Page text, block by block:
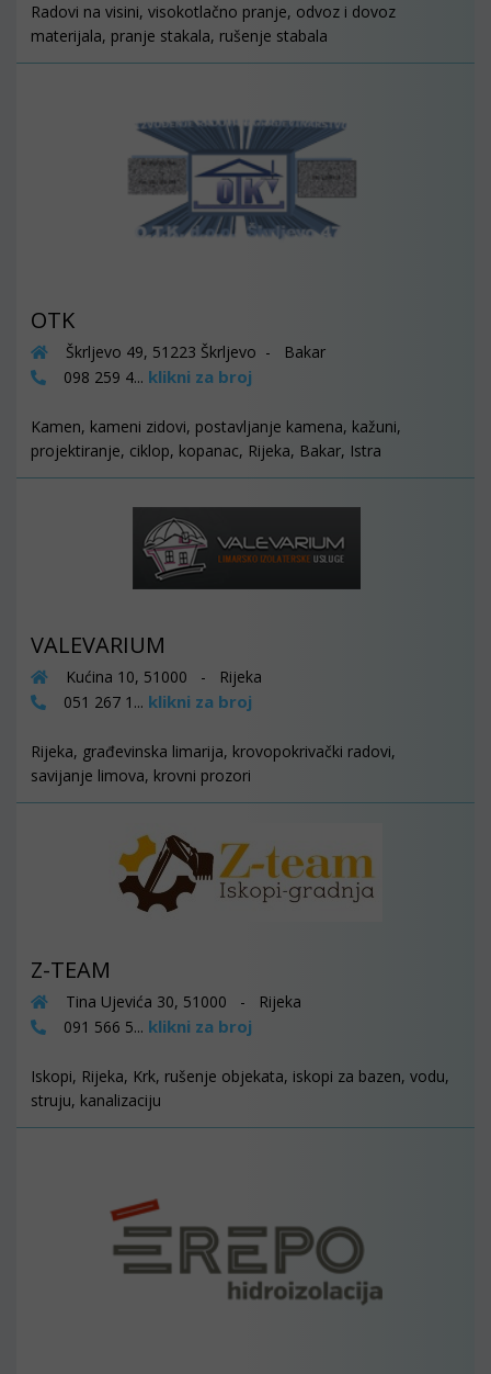
Radovi na visini, visokotlačno pranje, odvoz i dovoz
materijala, pranje stakala, rušenje stabala
OTK
Škrljevo 49, 51223 Škrljevo - Bakar
098 259 4... klikni za broj
Kamen, kameni zidovi, postavljanje kamena, kažuni,
projektiranje, ciklop, kopanac, Rijeka, Bakar, Istra
VALEVARIUM
Kućina 10, 51000 - Rijeka
051 267 1... klikni za broj
Rijeka, građevinska limarija, krovopokrivački radovi,
savijanje limova, krovni prozori
Z-TEAM
Tina Ujevića 30, 51000 - Rijeka
091 566 5... klikni za broj
Iskopi, Rijeka, Krk, rušenje objekata, iskopi za bazen, vodu,
struju, kanalizaciju